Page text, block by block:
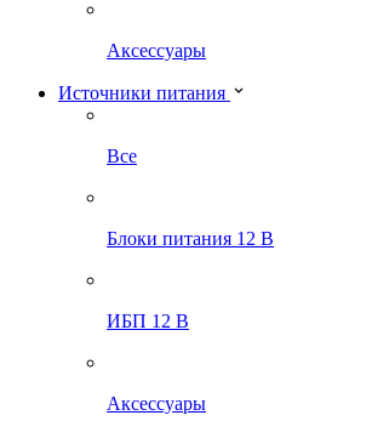
Аксессуары
Источники питания
Все
Блоки питания 12 В
ИБП 12 В
Аксессуары